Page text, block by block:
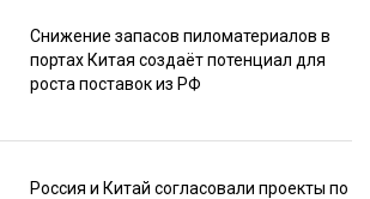
Снижение запасов пиломатериалов в
портах Китая создаёт потенциал для
роста поставок из РФ
Россия и Китай согласовали проекты по